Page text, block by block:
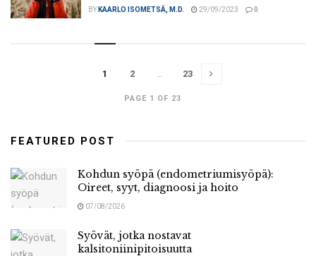
BY KAARLO ISOMETSÄ, M.D. 29/09/2023 0
PAGE 1 OF 23
1 2 … 23
FEATURED POST
Kohdun syöpä (endometriumisyöpä):
Oireet, syyt, diagnoosi ja hoito
07/08/2026
Syövät, jotka nostavat
kalsitoniinipitoisuutta